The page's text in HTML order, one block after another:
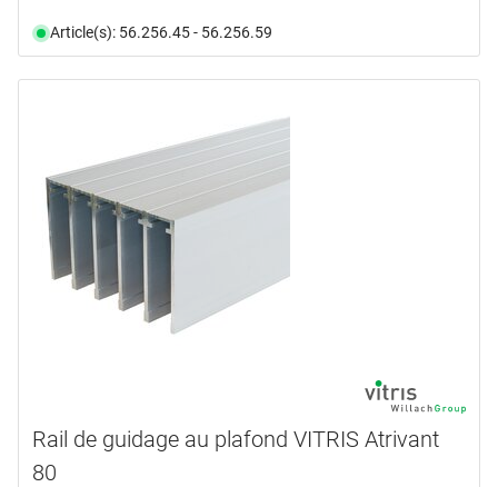
Article(s): 56.256.45 - 56.256.59
Rail de guidage au plafond VITRIS Atrivant
80